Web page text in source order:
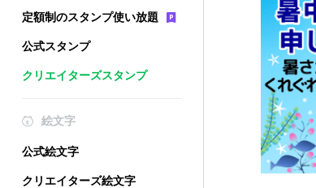
定額制のスタンプ使い放題
公式スタンプ
クリエイターズスタンプ
絵文字
公式絵文字
クリエイターズ絵文字